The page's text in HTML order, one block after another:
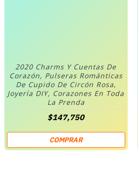
2020 Charms Y Cuentas De
Corazón, Pulseras Románticas
De Cupido De Circón Rosa,
Joyería DIY, Corazones En Toda
La Prenda
$147,750
COMPRAR